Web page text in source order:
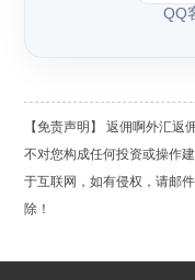
QQ
【免责声明】 返佣啊外汇返
不对您构成任何投资或操作
于互联网，如有侵权，请邮
除！